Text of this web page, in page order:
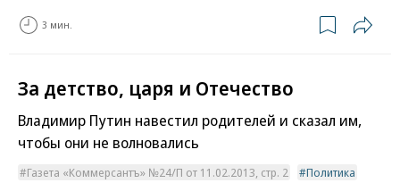
3 мин.
За детство, царя и Отечество
Владимир Путин навестил родителей и сказал им,
чтобы они не волновались
Газета «Коммерсантъ» №24/П от 11.02.2013, стр. 2
Политика